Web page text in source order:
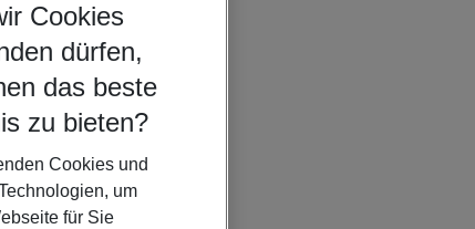
Cookies
dürfen,
das beste
zu bieten?
Cookies und
um
für Sie